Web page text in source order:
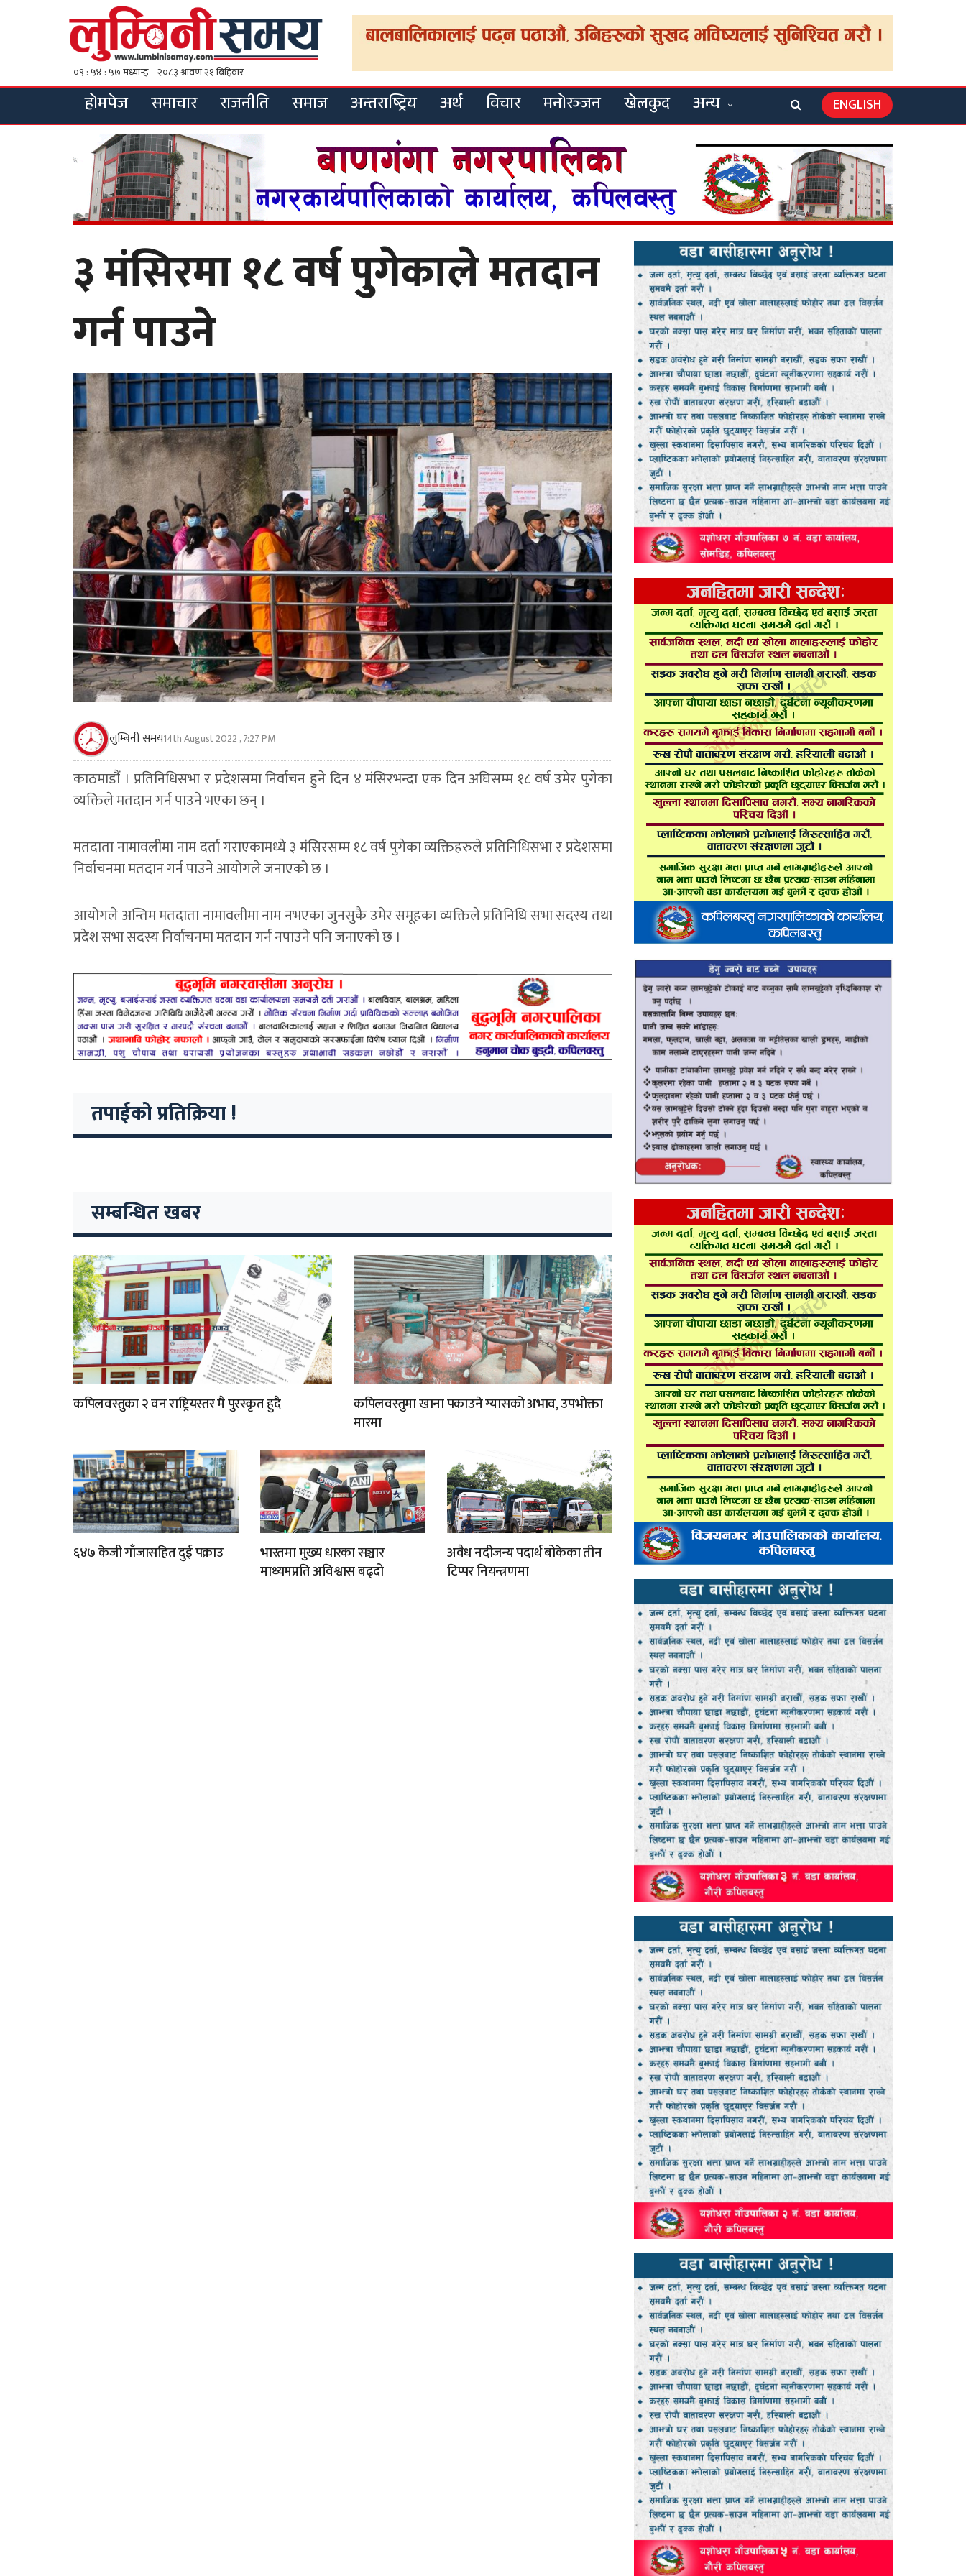
होमपेज समाचार राजनीति समाज अन्तराष्ट्रिय अर्थ विचार मनोरञ्जन खेलकुद अन्य ENGLISH
३ मंसिरमा १८ वर्ष पुगेकाले मतदान
गर्न पाउने
लुम्बिनी समय14th August 2022 , 7:27 PM
काठमाडौं । प्रतिनिधिसभा र प्रदेशसमा निर्वाचन हुने दिन ४ मंसिरभन्दा एक दिन अघिसम्म १८ वर्ष उमेर पुगेका
व्यक्तिले मतदान गर्न पाउने भएका छन् ।
मतदाता नामावलीमा नाम दर्ता गराएकामध्ये ३ मंसिरसम्म १८ वर्ष पुगेका व्यक्तिहरुले प्रतिनिधिसभा र प्रदेशसमा
निर्वाचनमा मतदान गर्न पाउने आयोगले जनाएको छ ।
आयोगले अन्तिम मतदाता नामावलीमा नाम नभएका जुनसुकै उमेर समूहका व्यक्तिले प्रतिनिधि सभा सदस्य तथा
प्रदेश सभा सदस्य निर्वाचनमा मतदान गर्न नपाउने पनि जनाएको छ ।
तपाईको प्रतिक्रिया !
सम्बन्धित खबर
कपिलवस्तुका २ वन राष्ट्रियस्तर मै पुरस्कृत हुदै
कपिलवस्तुमा खाना पकाउने ग्यासको अभाव, उपभोक्ता
मारमा
६४७ केजी गाँजासहित दुई पक्राउ
भारतमा मुख्य धारका सञ्चार
माध्यमप्रति अविश्वास बढ्दो
अवैध नदीजन्य पदार्थ बोकेका तीन
टिप्पर नियन्त्रणमा